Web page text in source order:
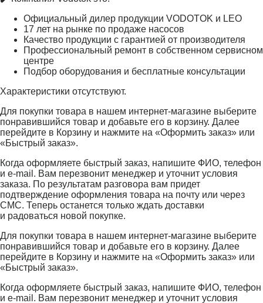
Официальный дилер продукции VODOTOK и LEO
17 лет на рынке по продаже насосов
Качество продукции с гарантией от производителя
Профессиональный ремонт в собственном сервисном
центре
Подбор оборудования и бесплатные консультации
Характеристики отсутствуют.
Для покупки товара в нашем интернет-магазине выберите
понравившийся товар и добавьте его в корзину. Далее
перейдите в Корзину и нажмите на «Оформить заказ» или
«Быстрый заказ».
Когда оформляете быстрый заказ, напишите ФИО, телефон
и e-mail. Вам перезвонит менеджер и уточнит условия
заказа. По результатам разговора вам придет
подтверждение оформления товара на почту или через
СМС. Теперь останется только ждать доставки
и радоваться новой покупке.
Для покупки товара в нашем интернет-магазине выберите
понравившийся товар и добавьте его в корзину. Далее
перейдите в Корзину и нажмите на «Оформить заказ» или
«Быстрый заказ».
Когда оформляете быстрый заказ, напишите ФИО, телефон
и e-mail. Вам перезвонит менеджер и уточнит условия